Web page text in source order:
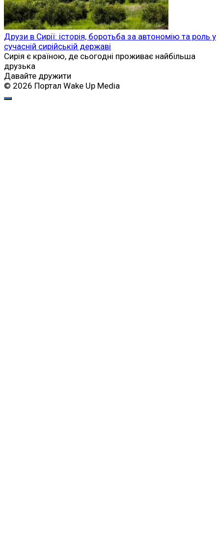
Друзи в Сирії: історія, боротьба за автономію та роль у
сучасній сирійській державі
Сирія є країною, де сьогодні проживає найбільша
друзька
Давайте дружити
© 2026 Портал Wake Up Media